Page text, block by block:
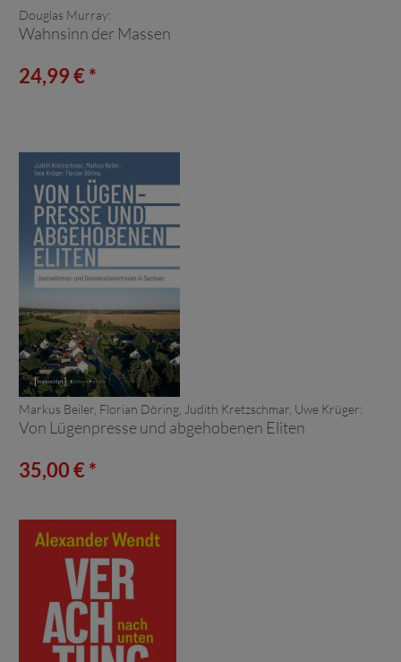
Douglas Murray:
Wahnsinn der Massen
24,99 € *
Markus Beiler, Florian Döring, Judith Kretzschmar, Uwe Krüger:
Von Lügenpresse und abgehobenen Eliten
35,00 € *